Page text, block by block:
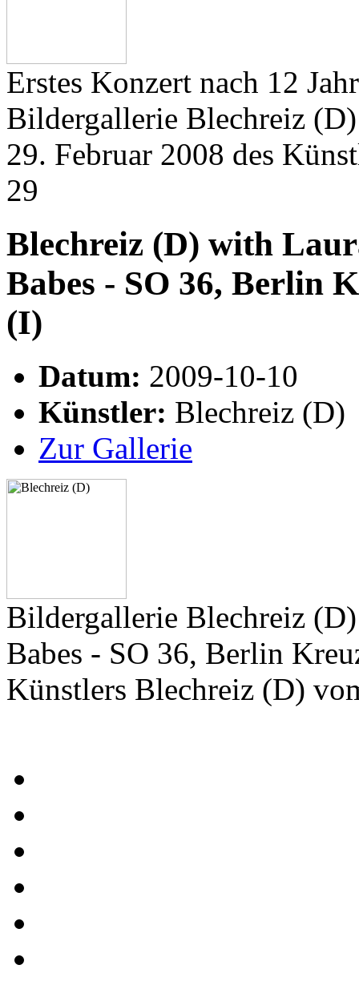
Erstes Konzert nach 12
Bildergallerie Blechreiz
29. Februar 2008 des
29
Blechreiz (D) with
Babes - SO 36, Berlin
(I)
Datum: 2009-10-10
Künstler: Blechreiz (D)
Zur Gallerie
Bildergallerie Blechreiz
Babes - SO 36, Berlin
Künstlers Blechreiz (D)